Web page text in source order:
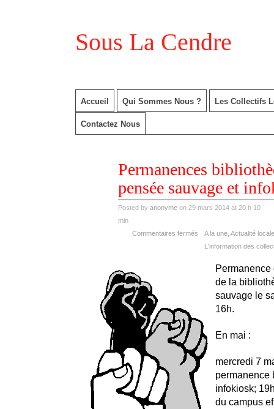
Sous La Cendre
Accueil Qui Sommes Nous ? Les Collectifs
Contactez Nous
Permanences
pensée sauvage et
Posted by anonymeon 29 mars 2014 at 20 h 10
min
A la une, Actualité locale
L'information des
Commentaires fermés
Permanence
de la
sauvage le
16h.
En mai :
mercredi 7
permanence
infokiosk;
du campus